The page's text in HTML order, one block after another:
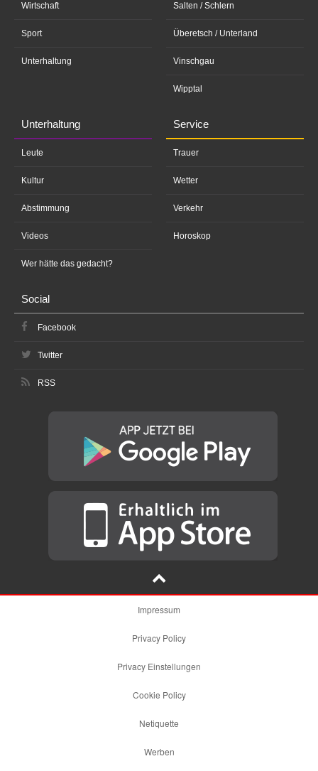
Wirtschaft
Sport
Unterhaltung
Salten / Schlern
Überetsch / Unterland
Vinschgau
Wipptal
Unterhaltung
Leute
Kultur
Abstimmung
Videos
Wer hätte das gedacht?
Service
Trauer
Wetter
Verkehr
Horoskop
Social
Facebook
Twitter
RSS
Impressum
Privacy Policy
Privacy Einstellungen
Cookie Policy
Netiquette
Werben